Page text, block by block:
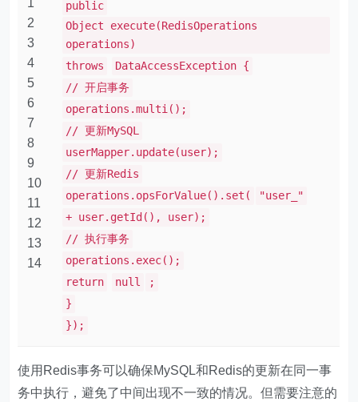
1
2
3
4
5
6
7
8
9
10
11
12
13
14
public
Object execute(RedisOperations
operations)
throws
DataAccessException {
// 开启事务
operations.multi();
// 更新MySQL
userMapper.update(user);
// 更新Redis
operations.opsForValue().set(
"user_"
+ user.getId(), user);
// 执行事务
operations.exec();
return
null
;
}
});
使用Redis事务可以确保MySQL和Redis的更新在同一事
务中执行，避免了中间出现不一致的情况。但需要注意的